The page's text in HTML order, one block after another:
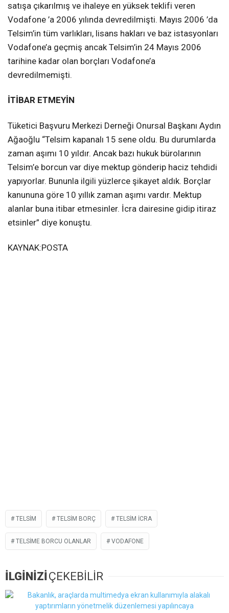
satışa çıkarılmış ve ihaleye en yüksek teklifi veren
Vodafone ’a 2006 yılında devredilmişti. Mayıs 2006 ’da
Telsim’in tüm varlıkları, lisans hakları ve baz istasyonları
Vodafone’a geçmiş ancak Telsim’in 24 Mayıs 2006
tarihine kadar olan borçları Vodafone’a
devredilmemişti.
İTİBAR ETMEYİN
Tüketici Başvuru Merkezi Derneği Onursal Başkanı Aydın
Ağaoğlu “Telsim kapanalı 15 sene oldu. Bu durumlarda
zaman aşımı 10 yıldır. Ancak bazı hukuk bürolarının
Telsim’e borcun var diye mektup gönderip haciz tehdidi
yapıyorlar. Bununla ilgili yüzlerce şikayet aldık. Borçlar
kanununa göre 10 yıllık zaman aşımı vardır. Mektup
alanlar buna itibar etmesinler. İcra dairesine gidip itiraz
etsinler” diye konuştu.
KAYNAK:POSTA
TELSIM TELSIM BORÇ TELSIM ICRA
TELSIME BORCU OLANLAR VODAFONE
İLGİNİZİÇEKEBİLİR